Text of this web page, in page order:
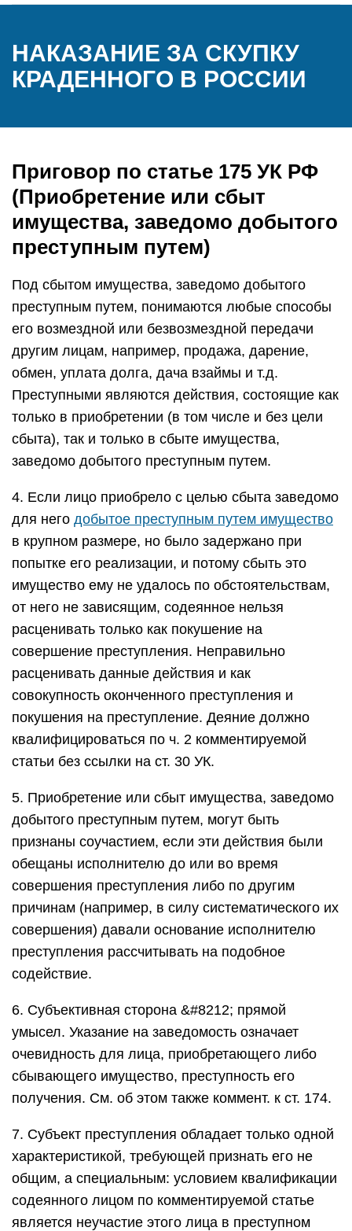
НАКАЗАНИЕ ЗА СКУПКУ
КРАДЕННОГО В РОССИИ
Приговор по статье 175 УК РФ
(Приобретение или сбыт
имущества, заведомо добытого
преступным путем)
Под сбытом имущества, заведомо добытого
преступным путем, понимаются любые способы
его возмездной или безвозмездной передачи
другим лицам, например, продажа, дарение,
обмен, уплата долга, дача взаймы и т.д.
Преступными являются действия, состоящие как
только в приобретении (в том числе и без цели
сбыта), так и только в сбыте имущества,
заведомо добытого преступным путем.
4. Если лицо приобрело с целью сбыта заведомо
для него добытое преступным путем имущество
в крупном размере, но было задержано при
попытке его реализации, и потому сбыть это
имущество ему не удалось по обстоятельствам,
от него не зависящим, содеянное нельзя
расценивать только как покушение на
совершение преступления. Неправильно
расценивать данные действия и как
совокупность оконченного преступления и
покушения на преступление. Деяние должно
квалифицироваться по ч. 2 комментируемой
статьи без ссылки на ст. 30 УК.
5. Приобретение или сбыт имущества, заведомо
добытого преступным путем, могут быть
признаны соучастием, если эти действия были
обещаны исполнителю до или во время
совершения преступления либо по другим
причинам (например, в силу систематического их
совершения) давали основание исполнителю
преступления рассчитывать на подобное
содействие.
6. Субъективная сторона &#8212; прямой
умысел. Указание на заведомость означает
очевидность для лица, приобретающего либо
сбывающего имущество, преступность его
получения. См. об этом также коммент. к ст. 174.
7. Субъект преступления обладает только одной
характеристикой, требующей признать его не
общим, а специальным: условием квалификации
содеянного лицом по комментируемой статье
является неучастие этого лица в преступном